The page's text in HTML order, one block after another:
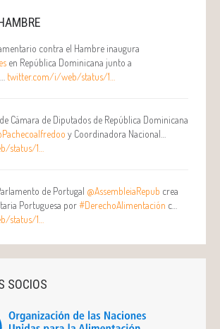
contra el Hambre inaugura
en República Dominicana junto a
twitter.com/i/web/status/1…
de Diputados de República Dominicana
y Coordinadora Nacional…
status/1…
de Portugal @AssembleiaRepub crea
Portuguesa por#DerechoAlimentación c…
status/1…
SOCIOS